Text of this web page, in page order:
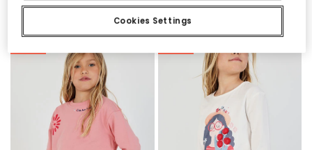
22,95 € 11,45 € 9,15 €
29,95 €
14,95 €
Cookies Settings